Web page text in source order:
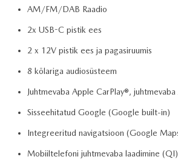
AM/FM/DAB Raadio
2x USB-C pistik ees
2 x 12V pistik ees ja pagasiruumis
8 kõlariga audiosüsteem
Juhtmevaba Apple CarPlay®,
Sisseehitatud Google (Google built-in)
Integreeritud navigatsioon (Google
Mobiiltelefoni juhtmevaba laadimine (QI)